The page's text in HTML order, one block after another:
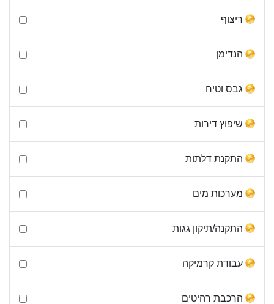
ריצוף
הנדימן
גבס וטיח
שיפוץ דירות
התקנת דלתות
מערכות מים
התקנה/תיקון גגות
עבודת קרמיקה
הרכבת רהיטים